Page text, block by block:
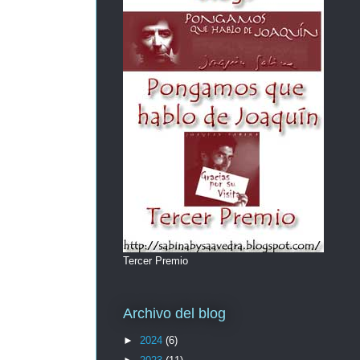
Tercer Premio
Archivo del blog
► 2024 (6)